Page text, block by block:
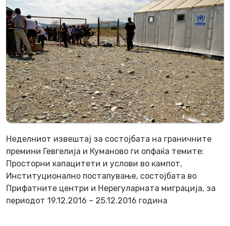
Неделниот извештај за состојбата на граничните
премини Гевгелија и Куманово ги опфаќа темите:
Просторни капацитети и услови во кампот,
Институционално постапување, состојбата во
Прифатните центри и Нерегуларната миграција, за
периодот 19.12.2016 – 25.12.2016 година